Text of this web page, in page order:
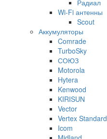
Радиал
Wi-Fi антенны
Scout
Аккумуляторы
Comrade
TurboSky
СОЮЗ
Motorola
Hytera
Kenwood
KIRISUN
Vector
Vertex Standard
Icom